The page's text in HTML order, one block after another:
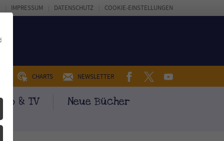
CHARTS NEWSLETTER FACEBOOKTWITTERYOUTUBE
& TV Neue Bücher
IMPRESSUM DATENSCHUTZ COOKIE-EINSTELLUNGEN